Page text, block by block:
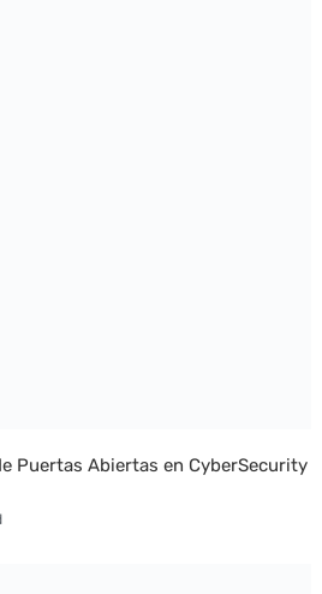
Puertas Abiertas en CyberSecurity